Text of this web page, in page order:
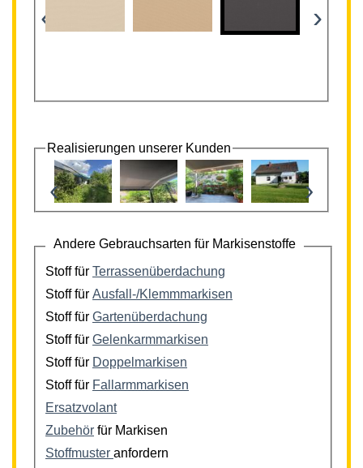
‹ ›
Realisierungen unserer Kunden
‹ ›
Andere Gebrauchsarten für Markisenstoffe
Stoff für Terrassenüberdachung
Stoff für Ausfall-/Klemmmarkisen
Stoff für Gartenüberdachung
Stoff für Gelenkarmmarkisen
Stoff für Doppelmarkisen
Stoff für Fallarmmarkisen
Ersatzvolant
Zubehör für Markisen
Stoffmuster anfordern